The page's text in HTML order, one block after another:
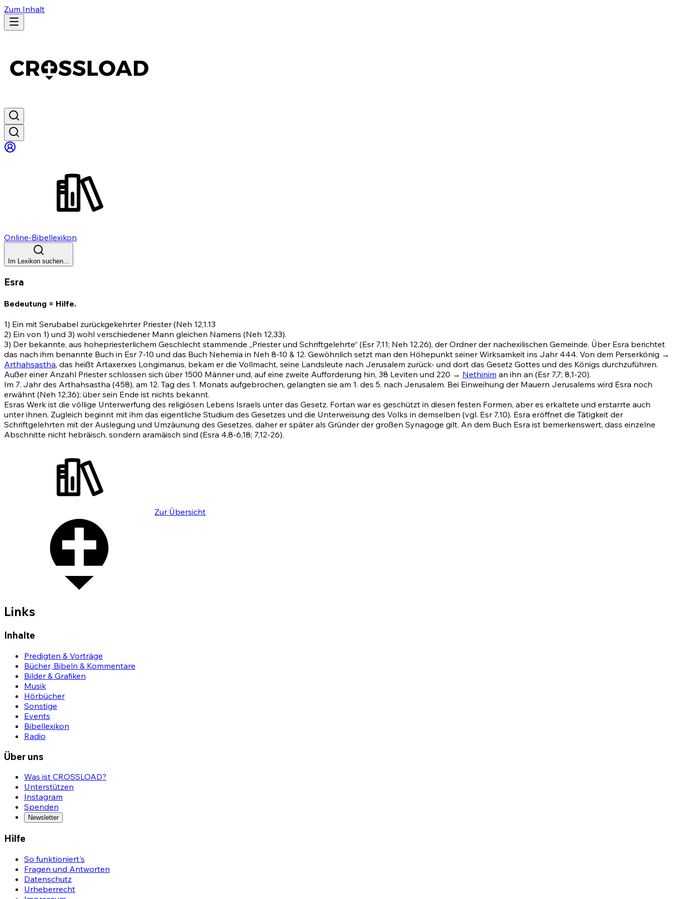
Zum Inhalt
Online-Bibellexikon
Im Lexikon suchen...
Esra
Bedeutung = Hilfe.
1) Ein mit Serubabel zurückgekehrter Priester(Neh 12,1.13
2) Ein von 1) und 3) wohl verschiedener Mann gleichen Namens (Neh 12,33).
3) Der bekannte, aus hohepriesterlichem Geschlecht stammende „Priester und Schriftgelehrte“ (Esr 7,11; Neh 12,26), der Ordner der nachexilischen Gemeinde. Über Esra berichtet
das nach ihm benannte Buch in Esr 7-10 und das Buch Nehemia in Neh 8-10 & 12. Gewöhnlich setzt man den Höhepunkt seiner Wirksamkeit ins Jahr 444. Von dem Perserkönig →
Arthahsastha, das heißt Artaxerxes Longimanus, bekam er die Vollmacht, seine Landsleute nach Jerusalem zurück- und dort das Gesetz Gottes und des Königs durchzuführen.
Außer einer Anzahl Priester schlossen sich über 1500 Männer und, auf eine zweite Aufforderung hin, 38 Leviten und 220 → Nethinim an ihn an (Esr 7,7; 8,1-20).
Im 7. Jahr des Arthahsastha (458), am 12. Tag des 1. Monats aufgebrochen, gelangten sie am 1. des 5. nach Jerusalem. Bei Einweihung der Mauern Jerusalems wird Esra noch
erwähnt (Neh 12,36); über sein Ende ist nichts bekannt.
Esras Werk ist die völlige Unterwerfung des religiösen Lebens Israels unter das Gesetz. Fortan war es geschützt in diesen festen Formen, aber es erkaltete und erstarrte auch
unter ihnen. Zugleich beginnt mit ihm das eigentliche Studium des Gesetzes und die Unterweisung des Volks in demselben (vgl. Esr 7,10). Esra eröffnet die Tätigkeit der
Schriftgelehrten mit der Auslegung und Umzäunung des Gesetzes, daher er später als Gründer der großen Synagoge gilt. An dem Buch Esra ist bemerkenswert, dass einzelne
Abschnitte nicht hebräisch, sondern aramäisch sind (Esra 4,8-6,18; 7,12-26).
Zur Übersicht
Links
Inhalte
Predigten & Vorträge
Bücher, Bibeln & Kommentare
Bilder & Grafiken
Musik
Hörbücher
Sonstige
Events
Bibellexikon
Radio
Über uns
Was ist CROSSLOAD?
Unterstützen
Instagram
Spenden
Newsletter
Hilfe
So funktioniert's
Fragen und Antworten
Datenschutz
Urheberrecht